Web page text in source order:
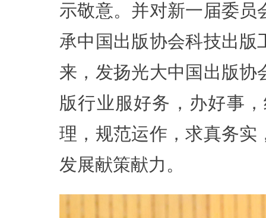
示敬意。并对新一届委员
承中国出版协会科技出版
来，发扬光大中国出版协
版行业服好务，办好事
理，规范运作，求真务实
发展献策献力。